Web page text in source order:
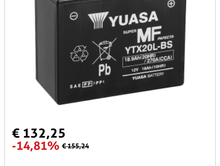
€ 132,25
-14,81% € 155,24